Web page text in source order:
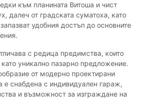
към планината Витоша и чист
далеч от градската суматоха, като
удобния достъп до основните
с редица предимства, които
като уникално пазарно предложение.
от модерно проектирани
е снабдена с индивидуален гараж,
и възможност за изграждане на